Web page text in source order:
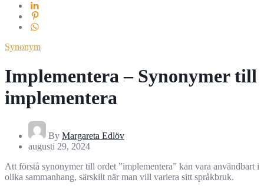
Synonym
Implementera – Synonymer till
implementera
By Margareta Edlöv
augusti 29, 2024
Att förstå synonymer till ordet ”implementera” kan vara användbart i
olika sammanhang, särskilt när man vill variera sitt språkbruk.